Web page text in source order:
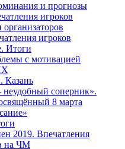
и прогнозы
игроков
игроков
Итоги
с мотивацией
Казань
соперник».
8 марта
2019. Впечатления
на ЧМ